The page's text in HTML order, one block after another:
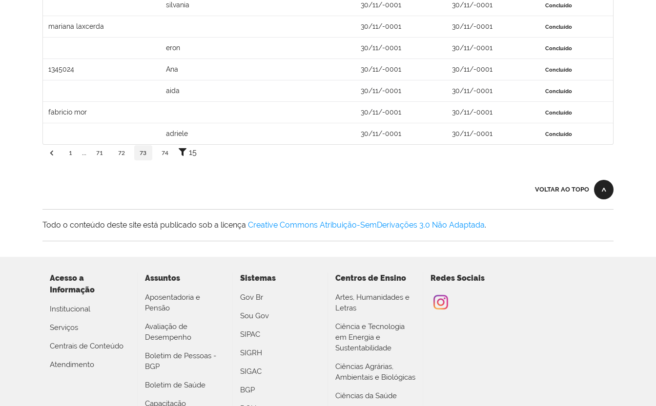
silvania 30/11/-0001 30/11/-0001 Concluído
mariana laxcerda 30/11/-0001 30/11/-0001 Concluído
eron 30/11/-0001 30/11/-0001 Concluído
1345024 Ana 30/11/-0001 30/11/-0001 Concluído
aida 30/11/-0001 30/11/-0001 Concluído
fabricio mor 30/11/-0001 30/11/-0001 Concluído
adriele 30/11/-0001 30/11/-0001 Concluído
1 71 72 73 74 15
VOLTAR AO TOPO
Todo o conteúdo deste site está publicado sob a licença Creative Commons Atribuição-SemDerivações 3.0 Não Adaptada.
Acesso a
Informação
Institucional
Serviços
Centrais de Conteúdo
Atendimento
Assuntos
Aposentadoria e
Pensão
Avaliação de
Desempenho
Boletim de Pessoas -
BGP
Boletim de Saúde
Capacitação
Sistemas
Gov Br
Sou Gov
SIPAC
SIGRH
SIGAC
BGP
Centros de Ensino
Artes, Humanidades e
Letras
Ciência e Tecnologia
em Energia e
Sustentabilidade
Ciências Agrárias,
Ambientais e Biológicas
Ciências da Saúde
Redes Sociais